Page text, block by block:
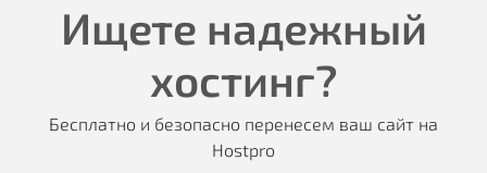
Ищете надежный
хостинг?
Бесплатно и безопасно перенесем ваш сайт на
Hostpro